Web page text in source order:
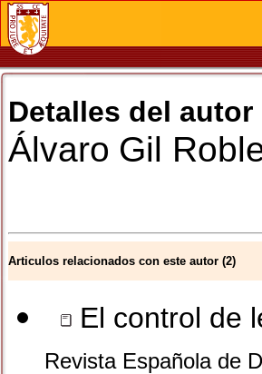
Detalles del autor
Álvaro Gil
Articulos relacionados con este autor (2)
El control de
Revista Española de